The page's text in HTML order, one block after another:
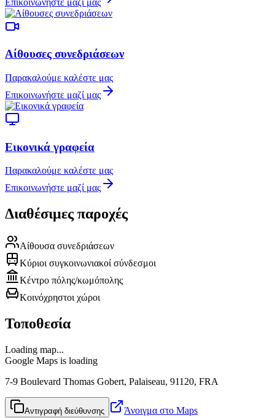
Αίθουσες συνεδριάσεων
Παρακαλούμε καλέστε μας
Επικοινωνήστε μαζί μας
Εικονικά γραφεία
Παρακαλούμε καλέστε μας
Επικοινωνήστε μαζί μας
Διαθέσιμες παροχές
Αίθουσα συνεδριάσεων
Κύριοι συγκοινωνιακοί σύνδεσμοι
Κέντρο πόλης/κωμόπολης
Κοινόχρηστοι χώροι
Τοποθεσία
Loading map...
Google Maps is loading
7-9 Boulevard Thomas Gobert, Palaiseau, 91120, FRA
Αντιγραφή διεύθυνσης Άνοιγμα στο Maps